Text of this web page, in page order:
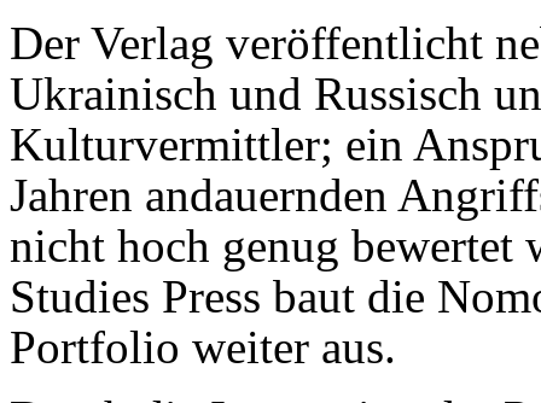
Der Verlag veröffentlicht
Ukrainisch und Russisch
Kulturvermittler; ein
Jahren andauernden
nicht hoch genug bewertet
Studies Press baut die
Portfolio weiter aus.